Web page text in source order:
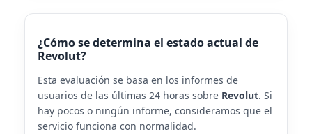
¿Cómo se determina el estado actual de
Revolut?
Esta evaluación se basa en los informes de
usuarios de las últimas 24 horas sobre Revolut. Si
hay pocos o ningún informe, consideramos que el
servicio funciona con normalidad.